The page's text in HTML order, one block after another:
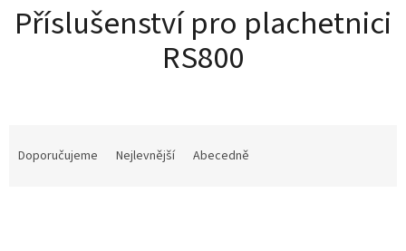
Příslušenství pro plachetnici
RS800
Doporučujeme Nejlevnější Abecedně